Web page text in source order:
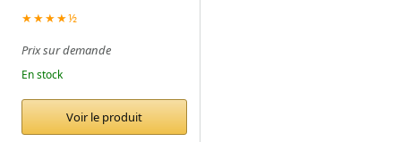
★★★★½
Prix sur demande
En stock
Voir le produit